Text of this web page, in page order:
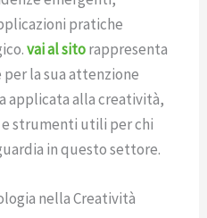
pratiche
vai al sitorappresenta
per la sua attenzione
applicata alla creatività,
strumenti utili per chi
in questo settore.
nella Creatività